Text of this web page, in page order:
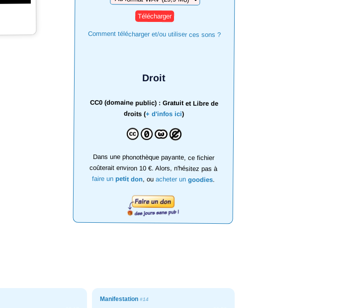
Comment télécharger et/ou utiliser ces sons ?
Droit
CC0 (domaine public) : Gratuit et Libre de
droits (+ d'infos ici)
Dans une phonothèque payante, ce fichier
coûterait environ 10 €. Alors, n'hésitez pas à
faire un petit don, ou acheter un goodies.
Manifestation#14